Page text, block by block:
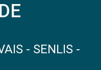
- SENLIS -